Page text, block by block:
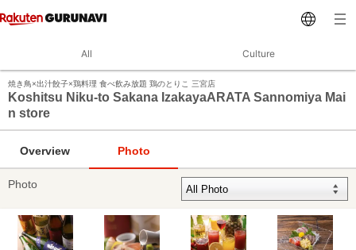
All Culture
焼き鳥×出汁餃子×鶏料理 食べ飲み放題 鶏のとりこ 三宮店
Koshitsu Niku-to Sakana IzakayaARATA Sannomiya Mai
n store
Overview Photo
Photo